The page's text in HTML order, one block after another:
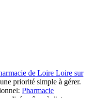
de Loire Loire sur
priorité simple à gérer.
Pharmacie